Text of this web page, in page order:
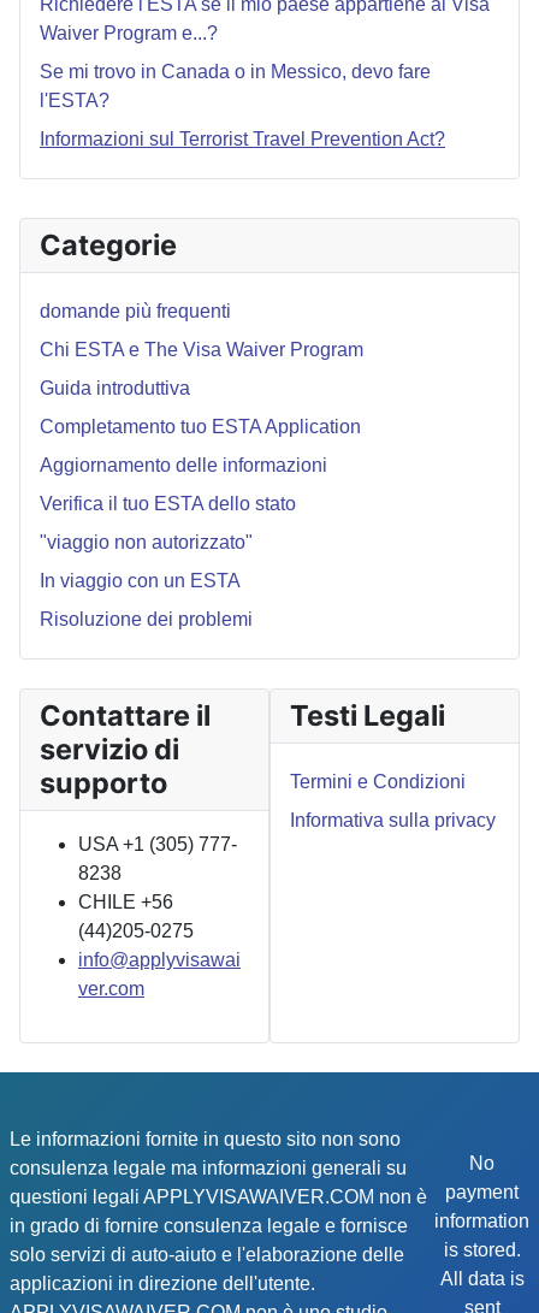
Categorie
domande più frequenti
Chi ESTA e The Visa Waiver Program
Guida introduttiva
Completamento tuo ESTA Application
Aggiornamento delle informazioni
Verifica il tuo ESTA dello stato
"viaggio non autorizzato"
In viaggio con un ESTA
Risoluzione dei problemi
Richiedere l'ESTA se il mio paese appartiene al Visa
Waiver Program e...?
Se mi trovo in Canada o in Messico, devo fare
l'ESTA?
Informazioni sul Terrorist Travel Prevention Act?
Contattare il
servizio di
supporto
USA +1 (305) 777-
8238
CHILE +56
(44)205-0275
info@applyvisawai
ver.com
Testi Legali
Termini e Condizioni
Informativa sulla privacy
Le informazioni fornite in questo sito non sono
consulenza legale ma informazioni generali su
questioni legali APPLYVISAWAIVER.COM non è
in grado di fornire consulenza legale e fornisce
solo servizi di auto-aiuto e l'elaborazione delle
applicazioni in direzione dell'utente.
No
payment
information
is stored.
All data is
sent